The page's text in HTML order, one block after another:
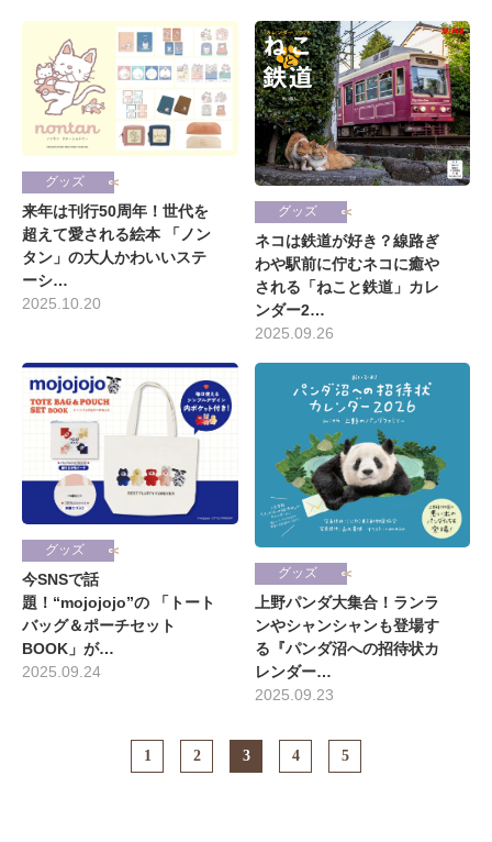
グッズ
来年は刊行50周年！世代を
超えて愛される絵本 「ノン
タン」の大人かわいいステ
ーシ…
2025.10.20
グッズ
ネコは鉄道が好き？線路ぎ
わや駅前に佇むネコに癒や
される「ねこと鉄道」カレ
ンダー2…
2025.09.26
グッズ
今SNSで話
題！“mojojojo”の 「トート
バッグ＆ポーチセット
BOOK」が…
2025.09.24
グッズ
上野パンダ大集合！ランラ
ンやシャンシャンも登場す
る『パンダ沼への招待状カ
レンダー…
2025.09.23
1 2 3 4 5